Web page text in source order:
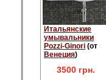
Итальянские
умывальники
Pozzi-Ginori (от
Венеция)
3500 грн.